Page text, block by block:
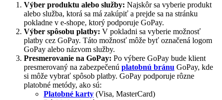
Výber produktu alebo služby: Najskôr sa vyberie produkt
alebo služba, ktorá sa má zakúpiť a prejde sa na stránku
pokladne v e-shope, ktorý podporuje GoPay.
Výber spôsobu platby: V pokladni sa vyberie možnosť
platby cez GoPay. Táto možnosť môže byť označená logom
GoPay alebo názvom služby.
Presmerovanie na GoPay: Po výbere GoPay bude klient
presmerovaný na zabezpečenú platobnú bránu GoPay, kde
si môže vybrať spôsob platby. GoPay podporuje rôzne
platobné metódy, ako sú:
Platobné karty (Visa, MasterCard)